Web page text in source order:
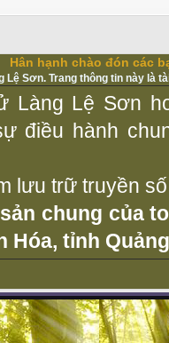
Hân hạnh chào đón các
Lệ Sơn. Trang thông tin này là
Làng Lệ Sơn
điều hành
lưu trữ truyền
chung của
Hóa, tỉnh